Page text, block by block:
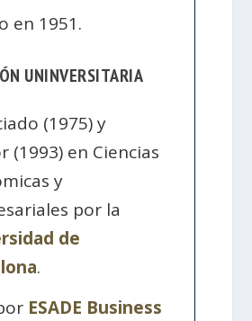
en 1951.
UNINVERSITARIA
(1975) y
(1993) en Ciencias
y
por la
de
.
ESADE Business